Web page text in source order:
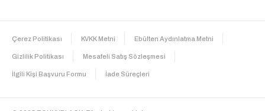
Çerez Politikası KVKK Metni Ebülten Aydınlatma Metni
Gizlilik Politikası Mesafeli Satış Sözleşmesi
İlgili Kişi Başvuru Formu İade Süreçleri